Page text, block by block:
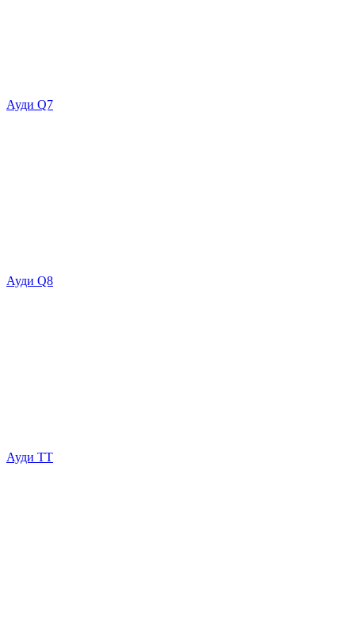
Ауди Q7
Ауди Q8
Ауди ТТ